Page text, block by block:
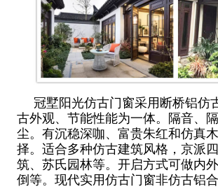
冠墅阳光仿古门窗采用断桥铝仿
古外观、节能性能为一体。隔音、
尘。有沉稳深咖、富贵朱红和仿真
择。适合多种仿古建筑风格，京派
筑、苏氏园林等。开启方式可做内
倒等。现代实用仿古门窗非仿古铝合